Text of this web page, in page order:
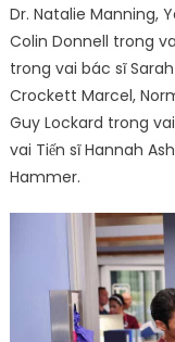
Dr. Natalie Manning,
Colin Donnell trong
trong vai bác sĩ
Crockett Marcel,
Guy Lockard trong
vai Tiến sĩ Hannah
Hammer.